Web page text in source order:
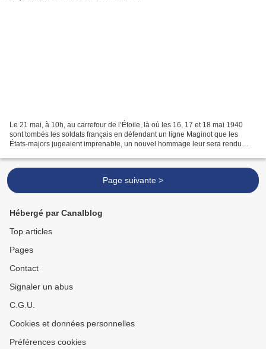
Le 21 mai, à 10h, au carrefour de l’Étoile, là où les 16, 17 et 18 mai 1940
sont tombés les soldats français en défendant un ligne Maginot que les
États-majors jugeaient imprenable, un nouvel hommage leur sera rendu
Page suivante >
Hébergé par Canalblog
Top articles
Pages
Contact
Signaler un abus
C.G.U.
Cookies et données personnelles
Préférences cookies